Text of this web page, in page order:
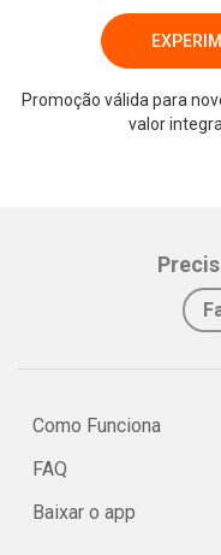
Promoção válida para
valor
Como Funciona
FAQ
Baixar o app